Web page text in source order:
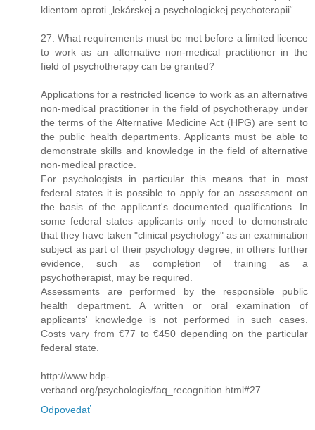
klientom oproti „lekárskej a psychologickej psychoterapii“.
27. What requirements must be met before a limited licence
to work as an alternative non-medical practitioner in the
field of psychotherapy can be granted?
Applications for a restricted licence to work as an alternative
non-medical practitioner in the field of psychotherapy under
the terms of the Alternative Medicine Act (HPG) are sent to
the public health departments. Applicants must be able to
demonstrate skills and knowledge in the field of alternative
non-medical practice.
For psychologists in particular this means that in most
federal states it is possible to apply for an assessment on
the basis of the applicant's documented qualifications. In
some federal states applicants only need to demonstrate
that they have taken "clinical psychology" as an examination
subject as part of their psychology degree; in others further
evidence, such as completion of training as a
psychotherapist, may be required.
Assessments are performed by the responsible public
health department. A written or oral examination of
applicants' knowledge is not performed in such cases.
Costs vary from €77 to €450 depending on the particular
federal state.
http://www.bdp-
verband.org/psychologie/faq_recognition.html#27
Odpovedať